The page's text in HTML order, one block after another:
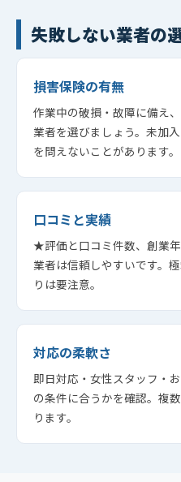
失敗しない業者の
損害保険の有無
作業中の破損・故障に備え
業者を選びましょう。未加
を問えないことがあります。
口コミと実績
★評価と口コミ件数、創業
業者は信頼しやすいです。
りは要注意。
対応の柔軟さ
即日対応・女性スタッフ・
の条件に合うかを確認。複
ります。